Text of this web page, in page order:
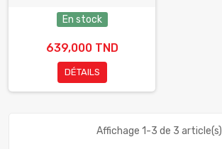
En stock
639,000 TND
DÉTAILS
Affichage 1-3 de 3 article(s)